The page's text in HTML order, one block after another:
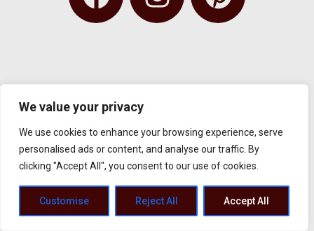
We value your privacy
We use cookies to enhance your browsing experience, serve
personalised ads or content, and analyse our traffic. By
clicking "Accept All", you consent to our use of cookies.
Customise Reject All Accept All